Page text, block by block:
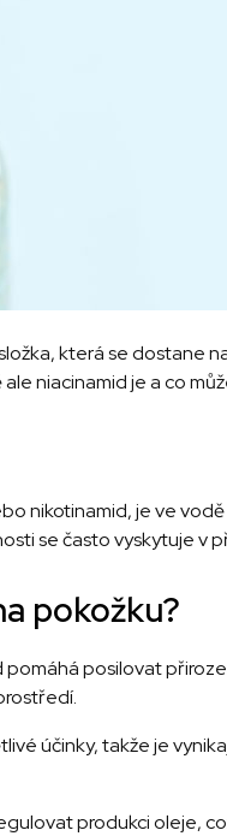
která se dostane
niacinamid je a co
nikotinamid, je ve
se často vyskytuje v
pokožku?
pomáhá posilovat
účinky, takže je
produkci oleje,